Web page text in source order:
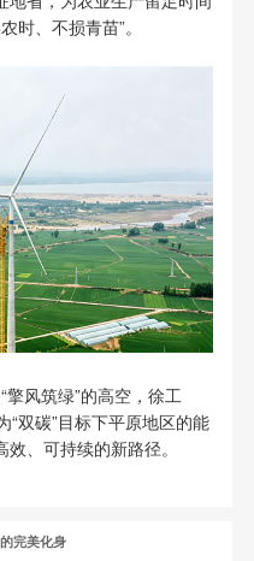
时、不损青苗”。
擎风筑绿”的高空，徐工
双碳”目标下平原地区的能
、可持续的新路径。
完美化身